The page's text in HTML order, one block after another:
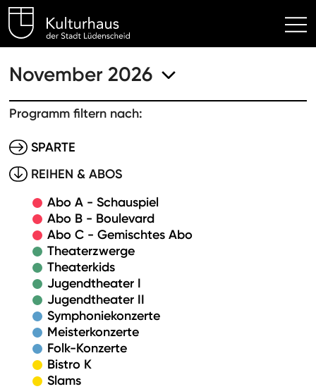
Kulturhaus Lüdenscheid
November 2026
Programm filtern nach:
SPARTE
REIHEN & ABOS
Abo A - Schauspiel
Abo B - Boulevard
Abo C - Gemischtes Abo
Theaterzwerge
Theaterkids
Jugendtheater I
Jugendtheater II
Symphoniekonzerte
Meisterkonzerte
Folk-Konzerte
Bistro K
Slams